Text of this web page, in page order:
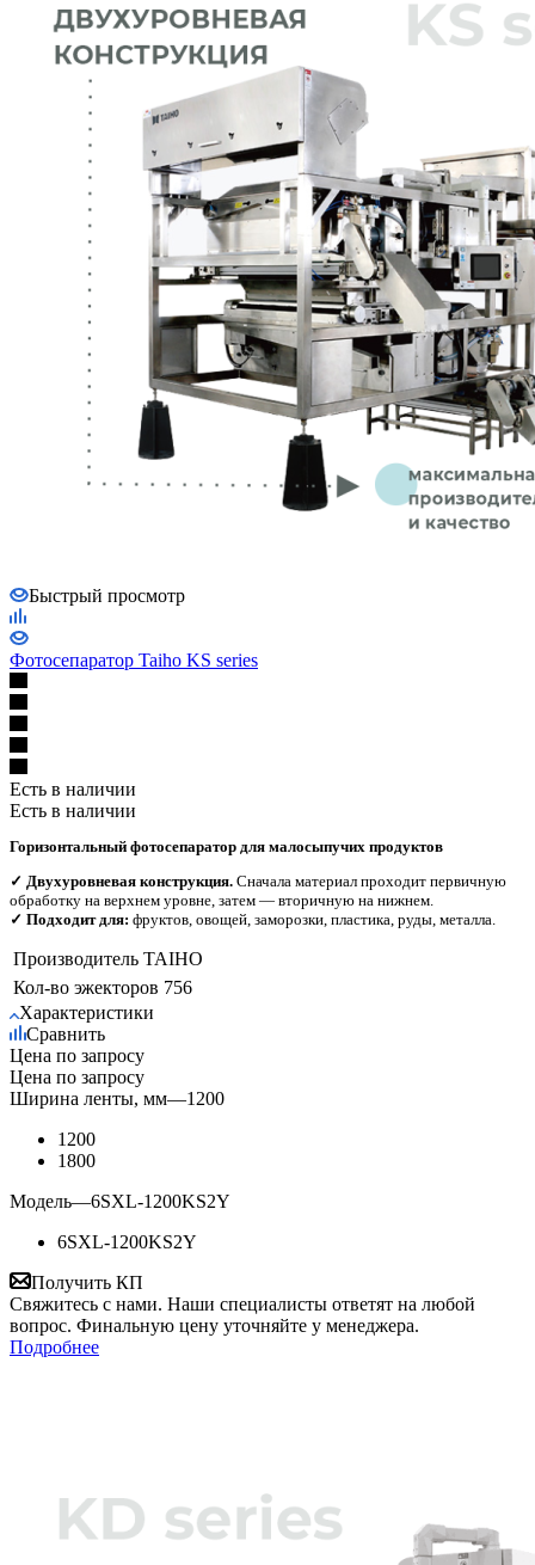
Быстрый просмотр
Фотосепаратор Taiho KS series
Есть в наличии
Есть в наличии
Горизонтальный фотосепаратор для малосыпучих продуктов
✓ Двухуровневая конструкция. Сначала материал проходит первичную
обработку на верхнем уровне, затем — вторичную на нижнем.
✓ Подходит для: фруктов, овощей, заморозки, пластика, руды, металла.
Производитель TAIHO
Кол-во эжекторов 756
Характеристики
Сравнить
Цена по запросу
Цена по запросу
Ширина ленты, мм—1200
1200
1800
Модель—6SXL-1200KS2Y
6SXL-1200KS2Y
Получить КП
Свяжитесь с нами. Наши специалисты ответят на любой
вопрос. Финальную цену уточняйте у менеджера.
Подробнее